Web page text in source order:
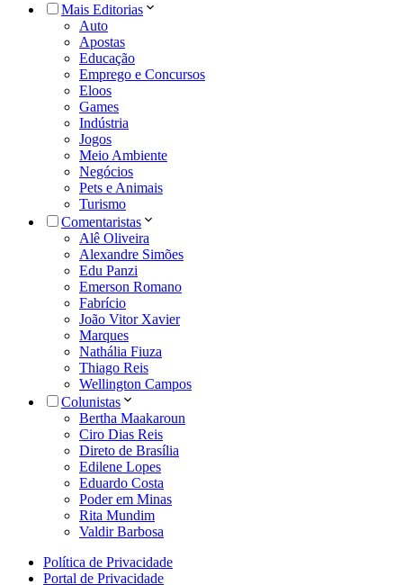
Mais Editorias
Auto
Apostas
Educação
Emprego e Concursos
Eloos
Games
Indústria
Jogos
Meio Ambiente
Negócios
Pets e Animais
Turismo
Comentaristas
Alê Oliveira
Alexandre Simões
Edu Panzi
Emerson Romano
Fabrício
João Vitor Xavier
Marques
Nathália Fiuza
Thiago Reis
Wellington Campos
Colunistas
Bertha Maakaroun
Ciro Dias Reis
Direto de Brasília
Edilene Lopes
Eduardo Costa
Poder em Minas
Rita Mundim
Valdir Barbosa
Política de Privacidade
Portal de Privacidade